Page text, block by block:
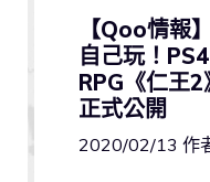
【Qoo情報
自己玩！
RPG《仁王
正式公開
2020/02/13 作